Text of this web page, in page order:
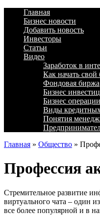
Главная
Бизнес новости
Добавить новость
Инвесторы
Статьи
Видео
Заработок в
Как начать свой
Фондовая биржа
Бизнес
Бизнес операции
Виды
Понятия
Главная » Общество »
Профессия
Стремительное развитие
виртуального чата – один
все более популярной и в